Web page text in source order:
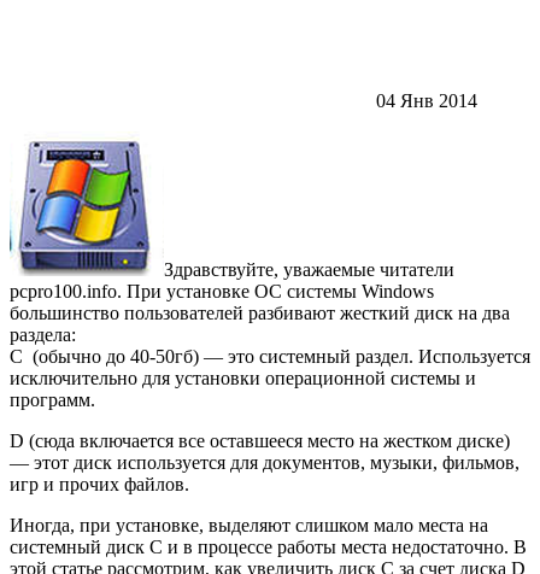
04 Янв 2014
Здравствуйте, уважаемые читатели
pcpro100.info. При установке ОС системы Windows
большинство пользователей разбивают жесткий диск на два
раздела:
C (обычно до 40-50гб) — это системный раздел. Используется
исключительно для установки операционной системы и
программ.
D (сюда включается все оставшееся место на жестком диске)
— этот диск используется для документов, музыки, фильмов,
игр и прочих файлов.
Иногда, при установке, выделяют слишком мало места на
системный диск C и в процессе работы места недостаточно. В
этой статье рассмотрим, как увеличить диск C за счет диска D